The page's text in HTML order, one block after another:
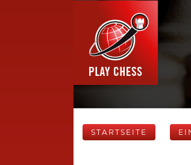
STARTSEITE